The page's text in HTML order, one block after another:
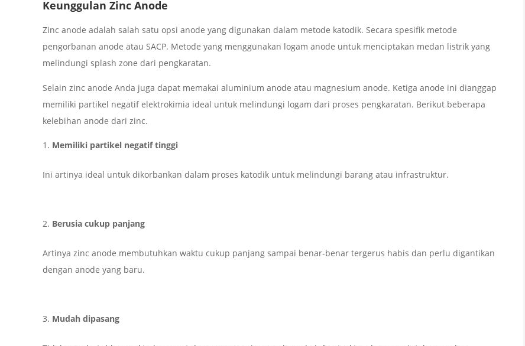
Keunggulan Zinc Anode
Zinc anode adalah salah satu opsi anode yang digunakan dalam metode katodik. Secara spesifik metode
pengorbanan anode atau SACP. Metode yang menggunakan logam anode untuk menciptakan medan listrik yang
melindungi splash zone dari pengkaratan.
Selain zinc anode Anda juga dapat memakai aluminium anode atau magnesium anode. Ketiga anode ini dianggap
memiliki partikel negatif elektrokimia ideal untuk melindungi logam dari proses pengkaratan. Berikut beberapa
kelebihan anode dari zinc.
Memiliki partikel negatif tinggi
Ini artinya ideal untuk dikorbankan dalam proses katodik untuk melindungi barang atau infrastruktur.
Berusia cukup panjang
Artinya zinc anode membutuhkan waktu cukup panjang sampai benar-benar tergerus habis dan perlu digantikan
dengan anode yang baru.
Mudah dipasang